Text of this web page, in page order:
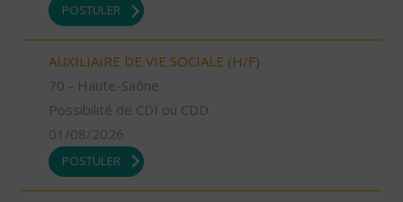
POSTULER
AUXILIAIRE DE VIE SOCIALE (H/F)
70 - Haute-Saône
Possibilité de CDI ou CDD
01/08/2026
POSTULER